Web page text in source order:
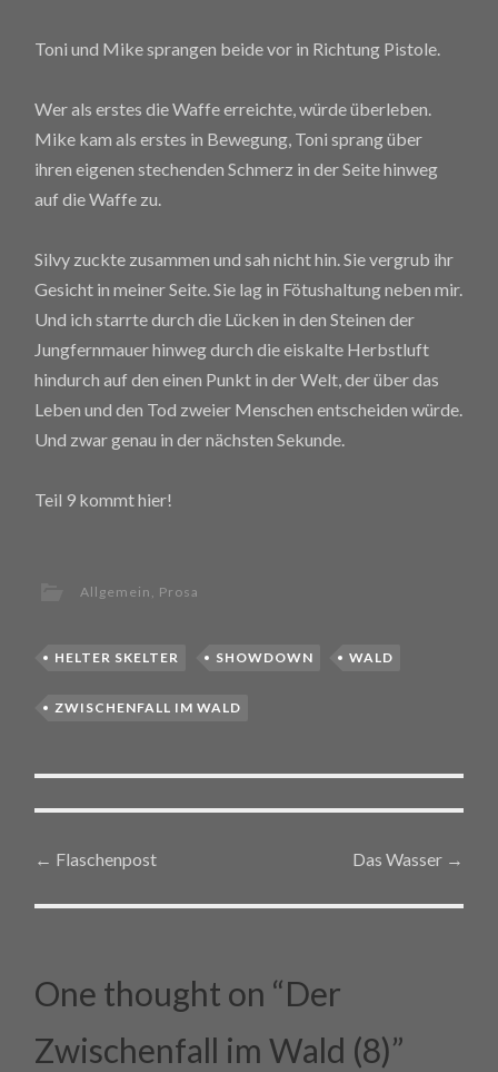
Toni und Mike sprangen beide vor in Richtung Pistole.
Wer als erstes die Waffe erreichte, würde überleben.
Mike kam als erstes in Bewegung, Toni sprang über
ihren eigenen stechenden Schmerz in der Seite hinweg
auf die Waffe zu.
Silvy zuckte zusammen und sah nicht hin. Sie vergrub ihr
Gesicht in meiner Seite. Sie lag in Fötushaltung neben mir.
Und ich starrte durch die Lücken in den Steinen der
Jungfernmauer hinweg durch die eiskalte Herbstluft
hindurch auf den einen Punkt in der Welt, der über das
Leben und den Tod zweier Menschen entscheiden würde.
Und zwar genau in der nächsten Sekunde.
Teil 9 kommt hier!
Allgemein Prosa
HELTER SKELTER SHOWDOWN WALD
ZWISCHENFALL IM WALD
Post navigation
← Flaschenpost Das Wasser →
One thought on “Der
Zwischenfall im Wald (8)”